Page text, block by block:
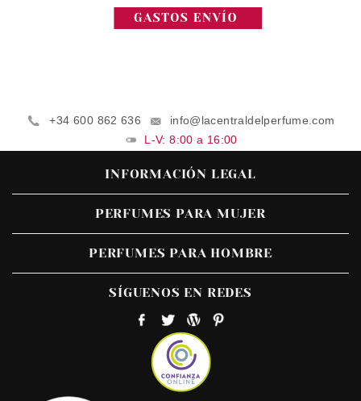
+34 600 862 636
info@lacentraldelperfume.com
L-V: 8:00 a 16:00
INFORMACIÓN LEGAL
PERFUMES PARA MUJER
PERFUMES PARA HOMBRE
SÍGUENOS EN REDES